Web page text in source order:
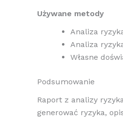
Używane metody
Analiza
Analiza
Własne
Podsumowanie
Raport z analizy
generować ryzyka,